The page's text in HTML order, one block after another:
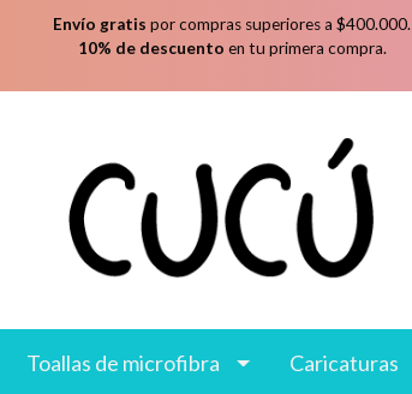
Envío gratis por compras superiores a $400.000.
10% de descuento en tu primera compra.
Toallas de microfibra Caricaturas